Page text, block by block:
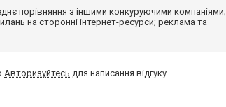
порівняння з іншими конкуруючими компаніями;
на сторонні інтернет-ресурси; реклама та
Авторизуйтесь для написання відгуку